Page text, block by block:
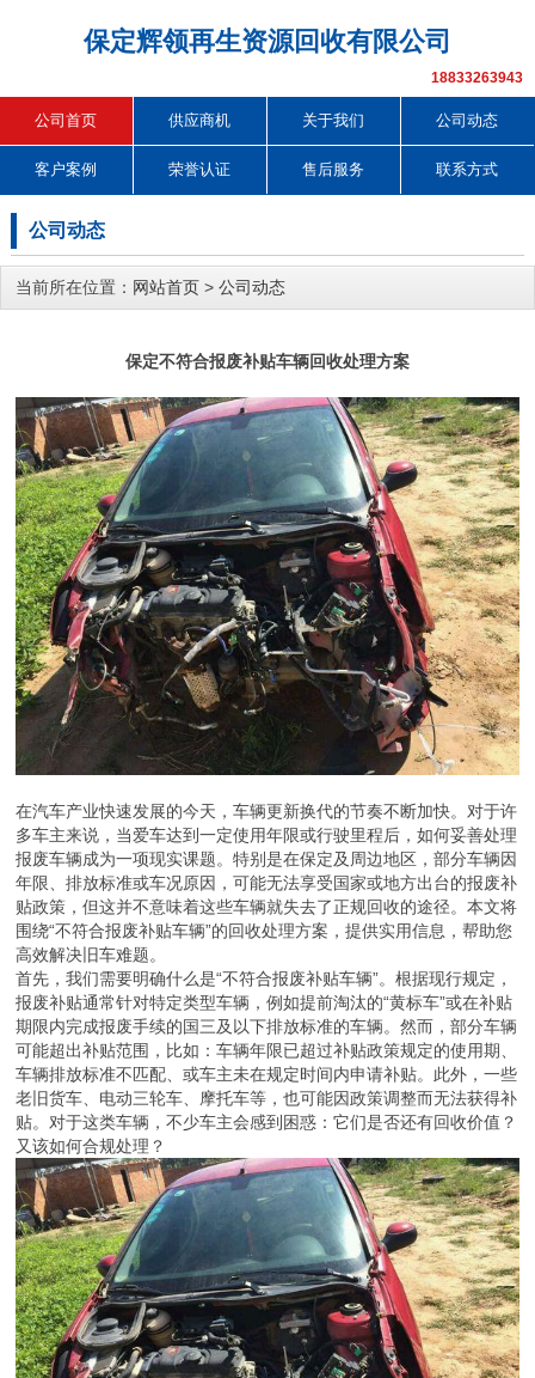
保定辉领再生资源回收有限公司
18833263943
公司首页 供应商机 关于我们 公司动态
客户案例 荣誉认证 售后服务 联系方式
公司动态
当前所在位置： 网站首页 > 公司动态
保定不符合报废补贴车辆回收处理方案
在汽车产业快速发展的今天，车辆更新换代的节奏不断加快。对于许
多车主来说，当爱车达到一定使用年限或行驶里程后，如何妥善处理
报废车辆成为一项现实课题。特别是在保定及周边地区，部分车辆因
年限、排放标准或车况原因，可能无法享受国家或地方出台的报废补
贴政策，但这并不意味着这些车辆就失去了正规回收的途径。本文将
围绕“不符合报废补贴车辆”的回收处理方案，提供实用信息，帮助您
高效解决旧车难题。
首先，我们需要明确什么是“不符合报废补贴车辆”。根据现行规定，
报废补贴通常针对特定类型车辆，例如提前淘汰的“黄标车”或在补贴
期限内完成报废手续的国三及以下排放标准的车辆。然而，部分车辆
可能超出补贴范围，比如：车辆年限已超过补贴政策规定的使用期、
车辆排放标准不匹配、或车主未在规定时间内申请补贴。此外，一些
老旧货车、电动三轮车、摩托车等，也可能因政策调整而无法获得补
贴。对于这类车辆，不少车主会感到困惑：它们是否还有回收价值？
又该如何合规处理？